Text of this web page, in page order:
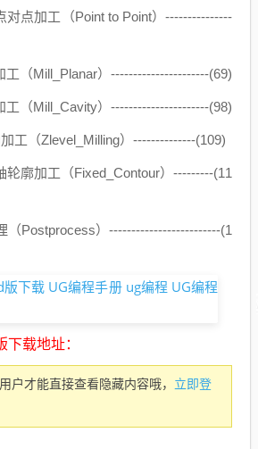
（Point to Point）---------------
Mill_Planar）----------------------(69)
Mill_Cavity）----------------------(98)
（Zlevel_Milling）--------------(109)
加工（Fixed_Contour）---------(11
）-------------------------(1
载地址：
户才能直接查看隐藏内容哦， 立即登